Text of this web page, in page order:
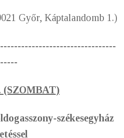
Győr, Káptalandomb 1.)
(SZOMBAT)
székesegyház